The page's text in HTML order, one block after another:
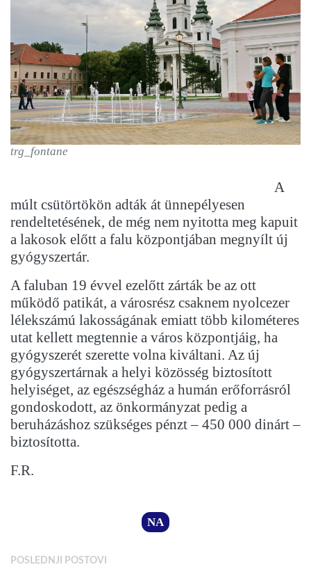
trg_fontane
A
múlt csütörtökön adták át ünnepélyesen
rendeltetésének, de még nem nyitotta meg kapuit
a lakosok előtt a falu központjában megnyílt új
gyógyszertár.
A faluban 19 évvel ezelőtt zárták be az ott
működő patikát, a városrész csaknem nyolcezer
lélekszámú lakosságának emiatt több kilométeres
utat kellett megtennie a város központjáig, ha
gyógyszerét szerette volna kiváltani. Az új
gyógyszertárnak a helyi közösség biztosított
helyiséget, az egészségház a humán erőforrásról
gondoskodott, az önkormányzat pedig a
beruházáshoz szükséges pénzt – 450 000 dinárt –
biztosította.
F.R.
NA
POSLEDNJI POSTOVI